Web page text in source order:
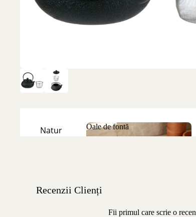
Natur
Oale de fontă
Recenzii Clienți
Fii primul care scrie o